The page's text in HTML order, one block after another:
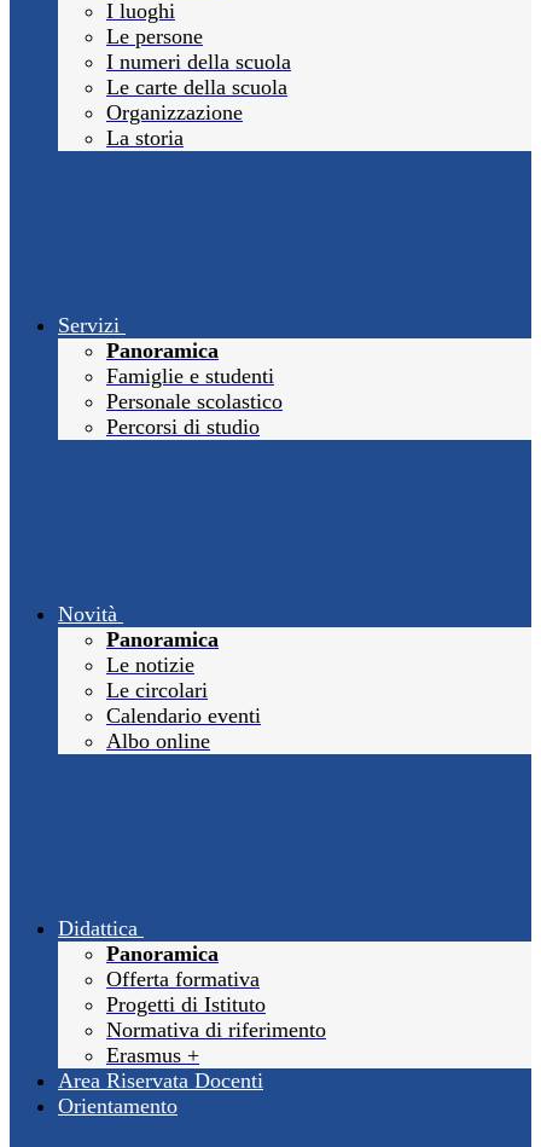
I luoghi
Le persone
I numeri della scuola
Le carte della scuola
Organizzazione
La storia
Servizi
Panoramica
Famiglie e studenti
Personale scolastico
Percorsi di studio
Novità
Panoramica
Le notizie
Le circolari
Calendario eventi
Albo online
Didattica
Panoramica
Offerta formativa
Progetti di Istituto
Normativa di riferimento
Erasmus +
Area Riservata Docenti
Orientamento